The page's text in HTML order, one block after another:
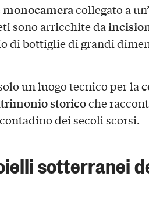
monocameracollegato a
sono arricchite da
di bottiglie di grandi
un luogo tecnico per la
storicoche
dei secoli scorsi.
sotterranei